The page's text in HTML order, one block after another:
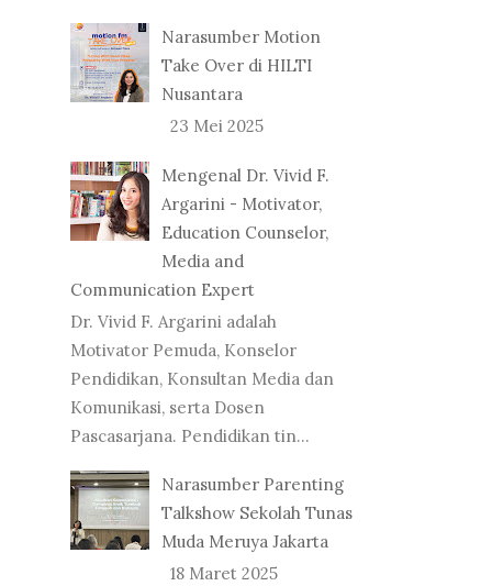
Narasumber Motion
Take Over di HILTI
Nusantara
23 Mei 2025
Mengenal Dr. Vivid F.
Argarini - Motivator,
Education Counselor,
Media and
Communication Expert
Dr. Vivid F. Argarini adalah
Motivator Pemuda, Konselor
Pendidikan, Konsultan Media dan
Komunikasi, serta Dosen
Pascasarjana. Pendidikan tin...
Narasumber Parenting
Talkshow Sekolah Tunas
Muda Meruya Jakarta
18 Maret 2025